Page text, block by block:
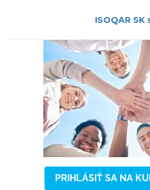
ISOQAR SK
PRIHLÁSIŤ SA NA